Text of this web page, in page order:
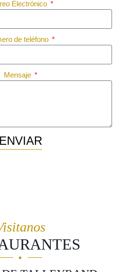
Electrónico
de teléfono
Mensaje
ENVIAR